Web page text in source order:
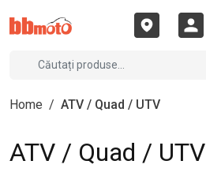
Home / ATV / Quad / UTV
ATV / Quad / UTV